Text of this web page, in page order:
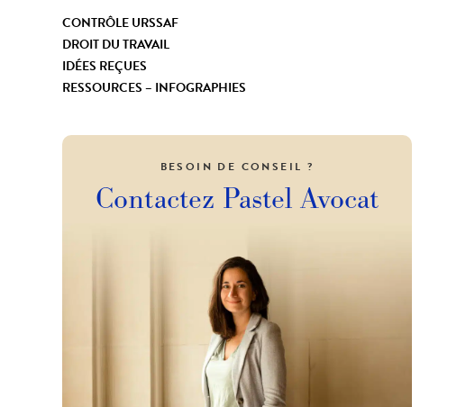
CONTRÔLE URSSAF
DROIT DU TRAVAIL
IDÉES REÇUES
RESSOURCES – INFOGRAPHIES
BESOIN DE CONSEIL ?
Contactez Pastel Avocat